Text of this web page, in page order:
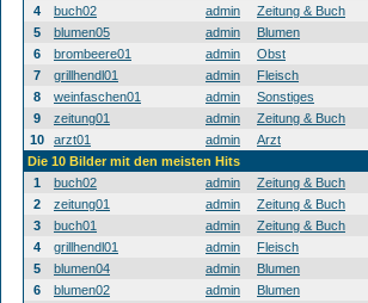
4
buch02 admin Zeitung & Buch
5
blumen05 admin Blumen
6
brombeere01 admin Obst
7
grillhendl01 admin Fleisch
8
weinfaschen01 admin Sonstiges
9
zeitung01 admin Zeitung & Buch
10
arzt01 admin Arzt
Die 10 Bilder mit den meisten Hits
1
buch02 admin Zeitung & Buch
2
zeitung01 admin Zeitung & Buch
3
buch01 admin Zeitung & Buch
4
grillhendl01 admin Fleisch
5
blumen04 admin Blumen
6
blumen02 admin Blumen